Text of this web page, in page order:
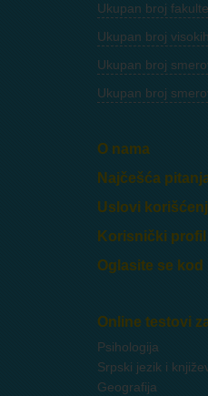
Ukupan broj
Ukupan broj
Ukupan broj
Ukupan broj
O nama
Najčešća
Uslovi
Korisnički
Oglasite se kod
Online testovi
Psihologija
Srpski jezik i
Geografija